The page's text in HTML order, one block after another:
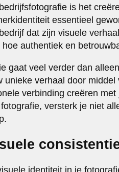
is het
essentieel
dat zijn visuele
authentiek en
gaat veel verder dan
unieke verhaal door
verbinding creëren
versterk je niet
identiteit in je